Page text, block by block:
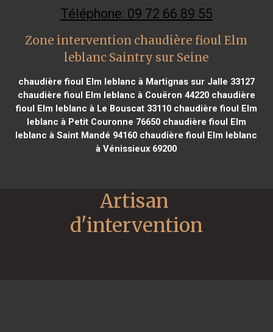
Téléphone: 09 72 66 89 55
Zone intervention chaudière fioul Elm
leblanc Saintry sur Seine
chaudière fioul Elm leblanc à Martignas sur Jalle 33127
chaudière fioul Elm leblanc à Couëron 44220chaudière
fioul Elm leblanc à Le Bouscat 33110chaudière fioul Elm
leblanc à Petit Couronne 76650chaudière fioul Elm
leblanc à Saint Mandé 94160 chaudière fioul Elm leblanc
à Vénissieux 69200
Artisan
d'intervention